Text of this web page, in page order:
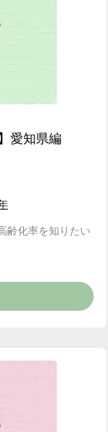
愛知県編
化率を知りたい